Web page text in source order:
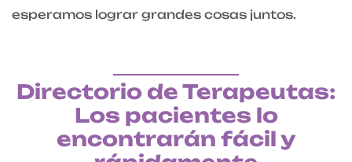
esperamos lograr grandes cosas juntos.
Directorio de Terapeutas:
Los pacientes lo
encontrarán fácil y